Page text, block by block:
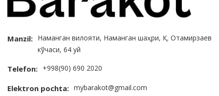
Manzil: Наманган вилояти, Наманган шаҳри, Қ. Отамирзаев
кўчаси, 64 уй
Telefon: +998(90) 690 2020
Elektron pochta: mybarakot@gmail.com